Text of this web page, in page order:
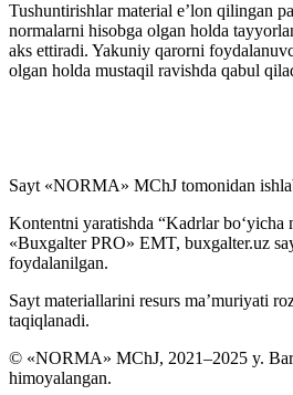
Tushuntirishlar material e’lon qilingan
normalarni hisobga olgan holda
aks ettiradi. Yakuniy qarorni
olgan holda mustaqil ravishda qabul
Sayt «NORMA» MChJ tomonidan
Kontentni yaratishda “Kadrlar boʻyicha
«Buxgalter PRO» EMT, buxgalter.uz
foydalanilgan.
Sayt materiallarini resurs ma’muriyati
taqiqlanadi.
© «NORMA» MChJ, 2021–2025 y.
himoyalangan.